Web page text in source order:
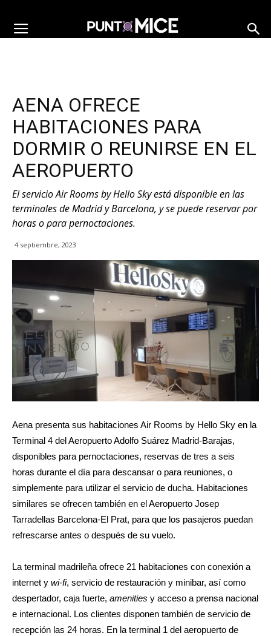
AENA OFRECE
HABITACIONES PARA
DORMIR O REUNIRSE EN EL
AEROPUERTO
El servicio Air Rooms by Hello Sky está disponible en las
terminales de Madrid y Barcelona, y se puede reservar por
horas o para pernoctaciones.
4 septiembre, 2023
Aena presenta sus habitaciones Air Rooms by Hello Sky en la
Terminal 4 del Aeropuerto Adolfo Suárez Madrid-Barajas,
disponibles para pernoctaciones, reservas de tres a seis
horas durante el día para descansar o para reuniones, o
simplemente para utilizar el servicio de ducha. Habitaciones
similares se ofrecen también en el Aeropuerto Josep
Tarradellas Barcelona-El Prat, para que los pasajeros puedan
refrescarse antes o después de su vuelo.
La terminal madrileña ofrece 21 habitaciones con conexión a
internet y wi-fi, servicio de restauración y minibar, así como
despertador, caja fuerte, amenities y acceso a prensa nacional
e internacional. Los clientes disponen también de servicio de
recepción las 24 horas. En la terminal 1 del aeropuerto de